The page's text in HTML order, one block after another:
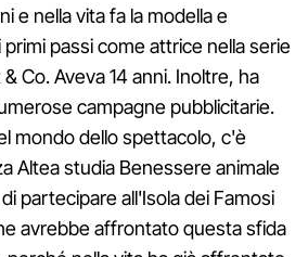
e nella vita fa la modella e
passi come attrice nella serie
Co. Aveva 14 anni. Inoltre, ha
campagne pubblicitarie.
mondo dello spettacolo, c'è
Altea studia Benessere animale
partecipare all'Isola dei Famosi
avrebbe affrontato questa sfida